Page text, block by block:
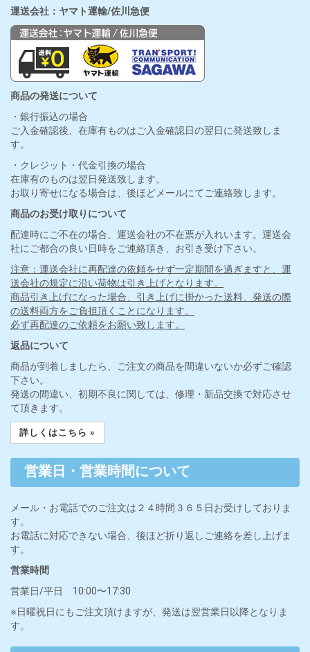
運送会社：ヤマト運輸/佐川急便
商品の発送について
・銀行振込の場合
ご入金確認後、在庫有ものはご入金確認日の翌日に発送致しま
す。
・クレジット・代金引換の場合
在庫有のものは翌日発送致します。
お取り寄せになる場合は、後ほどメールにてご連絡致します。
商品のお受け取りについて
配達時にご不在の場合、運送会社の不在票が入れいます。運送会
社にご都合の良い日時をご連絡頂き、お引き受け下さい。
注意：運送会社に再配達の依頼をせず一定期間を過ぎますと、運
送会社の規定に沿い荷物は引き上げとなります。
商品引き上げになった場合、引き上げに掛かった送料、発送の際
の送料両方をご負担頂くことになります。
必ず再配達のご依頼をお願い致します。
返品について
商品が到着しましたら、ご注文の商品を間違いないか必ずご確認
下さい。
発送の間違い、初期不良に関しては、修理・新品交換で対応させ
て頂きます。
詳しくはこちら »
営業日・営業時間について
メール・お電話でのご注文は２４時間３６５日お受けしておりま
す。
お電話に対応できない場合、後ほど折り返しご連絡を差し上げま
す。
営業時間
営業日/平日 10:00〜17:30
※日曜祝日にもご注文頂けますが、発送は翌営業日以降となりま
す。